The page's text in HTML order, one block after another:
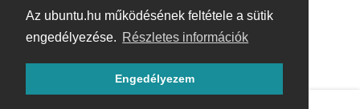
Az ubuntu.hu működésének feltétele a sütik
engedélyezése. Részletes információk
Engedélyezem